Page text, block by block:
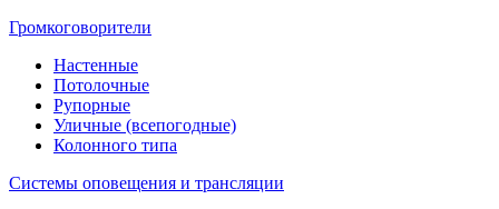
Громкоговорители
Настенные
Потолочные
Рупорные
Уличные (всепогодные)
Колонного типа
Системы оповещения и трансляции